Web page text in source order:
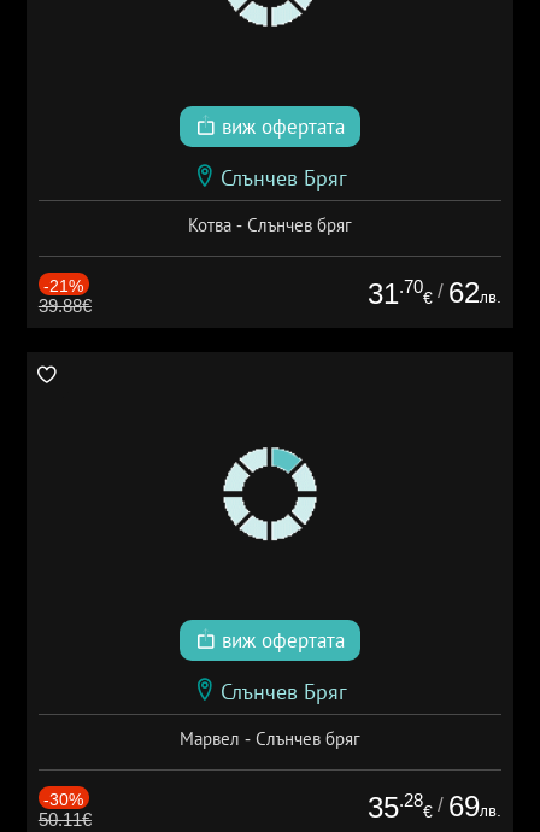
виж офертата
Слънчев Бряг
Котва - Слънчев бряг
-21%
39.88€ 31.70
€ / 62лв.
виж офертата
Слънчев Бряг
Марвел - Слънчев бряг
-30%
50.11€ 35.28
€ / 69лв.